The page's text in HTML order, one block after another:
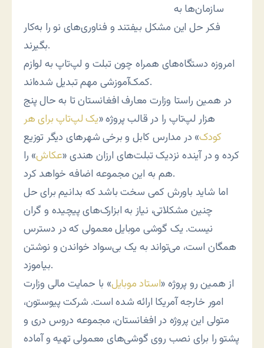
سازمان‌ها به
فکر حل این مشکل بیفتند و فناوری‌های نو را به‌کار
بگیرند.
امروزه دستگاه‌های همراه چون تبلت و لپ‌تاپ به لوازم
کمک‌آموزشی مهم تبدیل شده‌اند.
در همین راستا وزارت معارف افغانستان تا به حال پنج
هزار لپ‌تاپ را در قالب پروژه «یک لپ‌تاپ برای هر
کودک» در مدارس کابل و برخی شهرهای دیگر توزیع
کرده و در آینده نزدیک تبلت‌های ارزان هندی «عکاش» را
هم به این مجموعه اضافه خواهد کرد.
اما شاید باورش کمی سخت باشد که بدانیم برای حل
چنین مشکلاتی، نیاز به ابزارک‌های پیچیده و گران
نیست. یک گوشی موبایل معمولی که در دسترس
همگان است، می‌تواند به یک بی‌سواد خواندن و نوشتن
بیاموزد.
از همین رو پروژه «استاد موبایل» با حمایت مالی وزارت
امور خارجه آمریکا ارائه شده است. شرکت پیوستون،
متولی این پروژه در افغانستان، مجموعه دروس دری و
پشتو را برای نصب روی گوشی‌های معمولی تهیه و آماده